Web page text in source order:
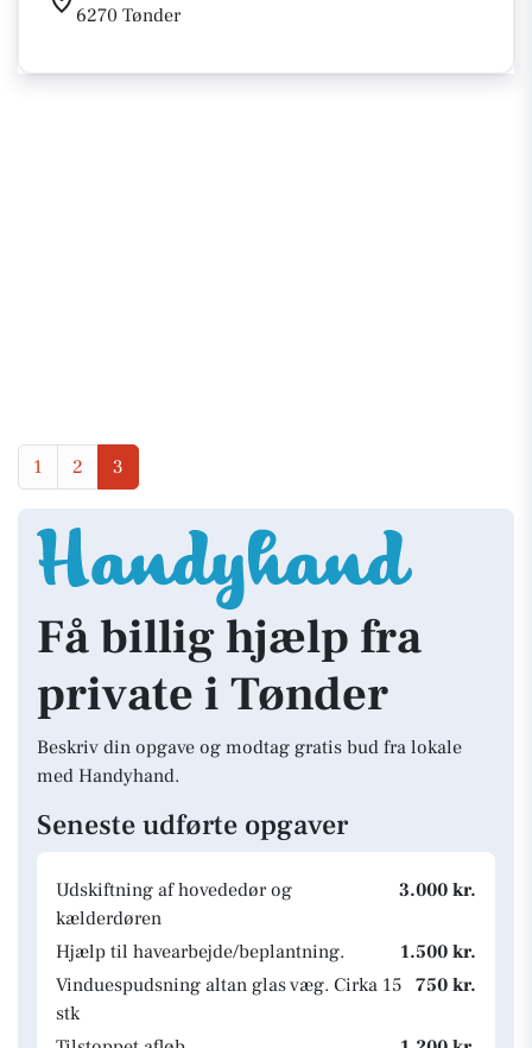
6270 Tønder
1 2 3
Få billig hjælp fra
private i Tønder
Beskriv din opgave og modtag gratis bud fra lokale
med Handyhand.
Seneste udførte opgaver
Udskiftning af hovededør og
kælderdøren
3.000 kr.
Hjælp til havearbejde/beplantning.
1.500 kr.
Vinduespudsning altan glas væg. Cirka 15
stk
750 kr.